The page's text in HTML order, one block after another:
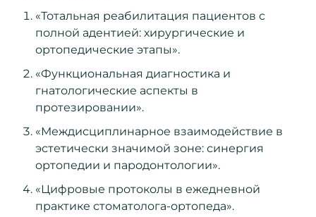
«Тотальная реабилитация пациентов с
полной адентией: хирургические и
ортопедические этапы».
«Функциональная диагностика и
гнатологические аспекты в
протезировании».
«Междисциплинарное взаимодействие в
эстетически значимой зоне: синергия
ортопедии и пародонтологии».
«Цифровые протоколы в ежедневной
практике стоматолога-ортопеда».